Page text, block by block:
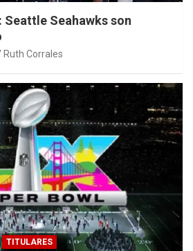
Seattle Seahawks son
Ruth Corrales
TITULARES